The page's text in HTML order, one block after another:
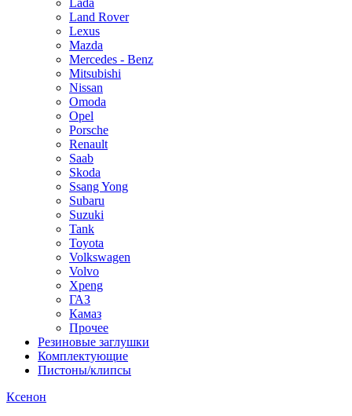
Lada
Land Rover
Lexus
Mazda
Mercedes - Benz
Mitsubishi
Nissan
Omoda
Opel
Porsche
Renault
Saab
Skoda
Ssang Yong
Subaru
Suzuki
Tank
Toyota
Volkswagen
Volvo
Xpeng
ГАЗ
Камаз
Прочее
Резиновые заглушки
Комплектующие
Пистоны/клипсы
Ксенон